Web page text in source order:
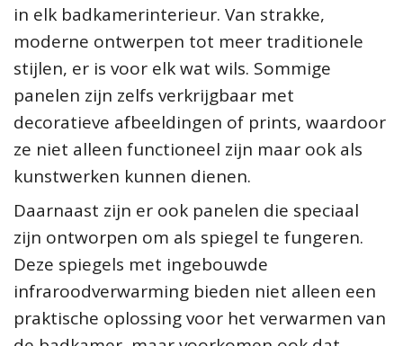
in elk badkamerinterieur. Van strakke,
moderne ontwerpen tot meer traditionele
stijlen, er is voor elk wat wils. Sommige
panelen zijn zelfs verkrijgbaar met
decoratieve afbeeldingen of prints, waardoor
ze niet alleen functioneel zijn maar ook als
kunstwerken kunnen dienen.
Daarnaast zijn er ook panelen die speciaal
zijn ontworpen om als spiegel te fungeren.
Deze spiegels met ingebouwde
infraroodverwarming bieden niet alleen een
praktische oplossing voor het verwarmen van